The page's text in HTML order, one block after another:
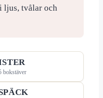
ljus, tvålar och
bokstäver